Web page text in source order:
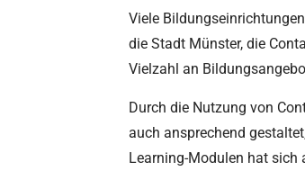
Viele
die Stadt Münster, die
Vielzahl an
Durch die Nutzung von
auch ansprechend
Learning-Modulen hat sich